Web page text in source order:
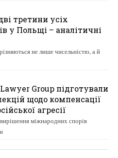
третини усіх
у Польщі – аналітичні
не лише чисельністю, а й
Group підготували
щодо компенсації
агресії
міжнародних спорів